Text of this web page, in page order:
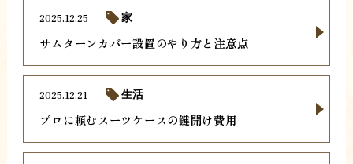
サムターンカバー設置のやり方と注意点
2025.12.25 家
プロに頼むスーツケースの鍵開け費用
2025.12.21 生活